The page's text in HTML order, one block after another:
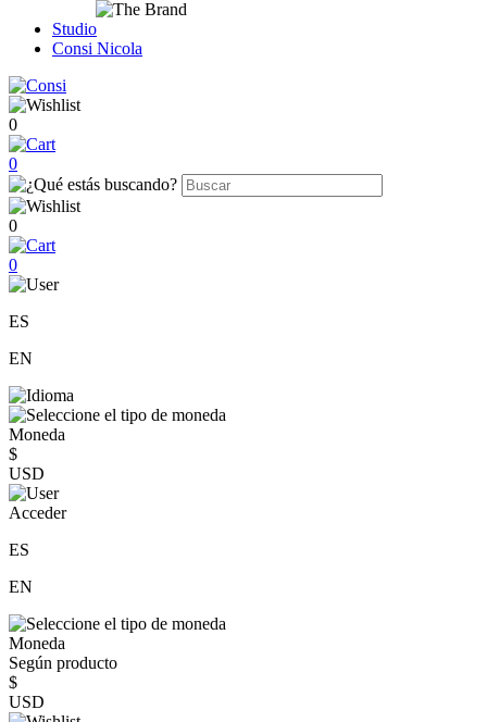
Studio
Consi Nicola
0
0
0
0
ES
EN
Moneda
$
USD
Acceder
ES
EN
Moneda
Según producto
$
USD